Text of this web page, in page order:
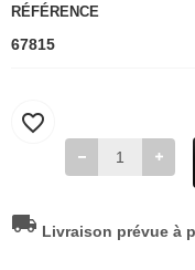
RÉFÉRENCE
67815
favorite_border
local_shipping Livraison prévue à